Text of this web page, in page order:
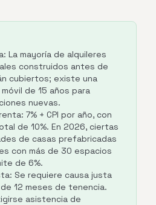
La mayoría de alquileres
construidos antes de
cubiertos; existe una
de 15 años para
nuevas.
7% + CPI por año, con
de 10%. En 2026, ciertas
de casas prefabricadas
con más de 30 espacios
de 6%.
Se requiere causa justa
12 meses de tenencia.
asistencia de